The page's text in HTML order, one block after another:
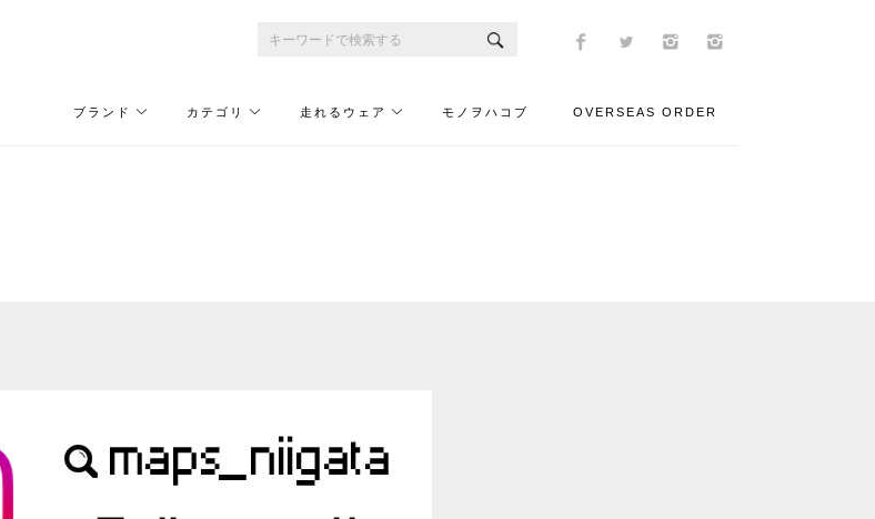
ブランド カテゴリ 走れるウェア モノヲハコブ OVERSEAS ORDER